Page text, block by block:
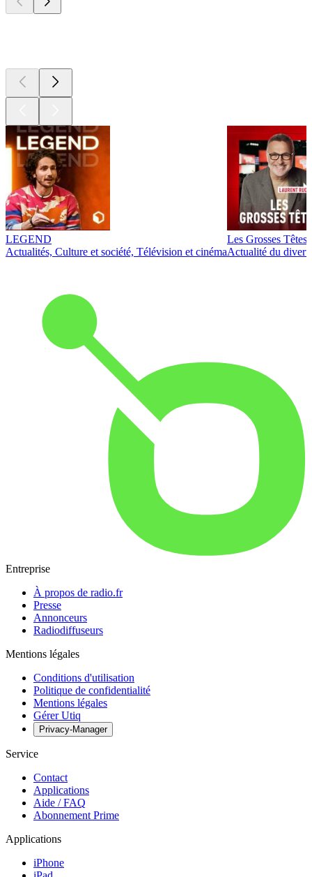
LEGEND
Actualités, Culture et société, Télévision et cinéma
Les Grosses Têtes
Actualité du
Entreprise
À propos de radio.fr
Presse
Annonceurs
Radiodiffuseurs
Mentions légales
Conditions d'utilisation
Politique de confidentialité
Mentions légales
Gérer Utiq
Privacy-Manager
Service
Contact
Applications
Aide / FAQ
Abonnement Prime
Applications
iPhone